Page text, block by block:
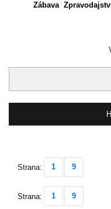
Zábava
Strana: 1 9
Strana: 1 9